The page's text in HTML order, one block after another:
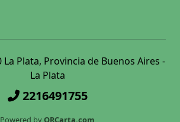
La Plata, Provincia de Buenos Aires -
La Plata
2216491755
Powered byQRCarta.com